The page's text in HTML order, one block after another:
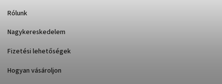
Rólunk
Nagykereskedelem
Fizetési lehetőségek
Hogyan vásároljon